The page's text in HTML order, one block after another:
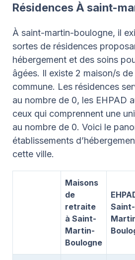
Résidences À saint-
À saint-martin-boulogne, il
sortes de résidences
hébergement et des soins
âgées. Il existe 2 maison/s
commune. Les résidences
au nombre de 0, les EHPAD
ceux qui comprennent une
au nombre de 0. Voici le
établissements
cette ville.
Maisons
de
retraite
à Saint-
Martin-
Boulogne
Saint-